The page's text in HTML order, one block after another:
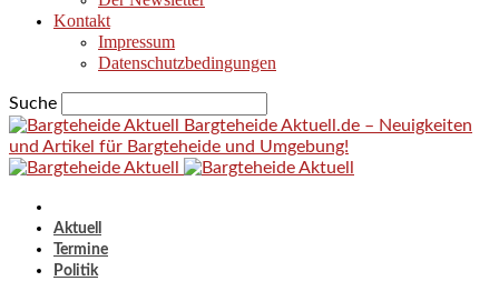
Kontakt
Impressum
Datenschutzbedingungen
Suche
Bargteheide Aktuell.de – Neuigkeiten
und Artikel für Bargteheide und Umgebung!
Aktuell
Termine
Politik